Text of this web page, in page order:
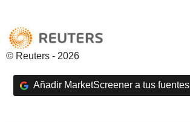
© Reuters - 2026
Añadir MarketScreener a tus fuentes